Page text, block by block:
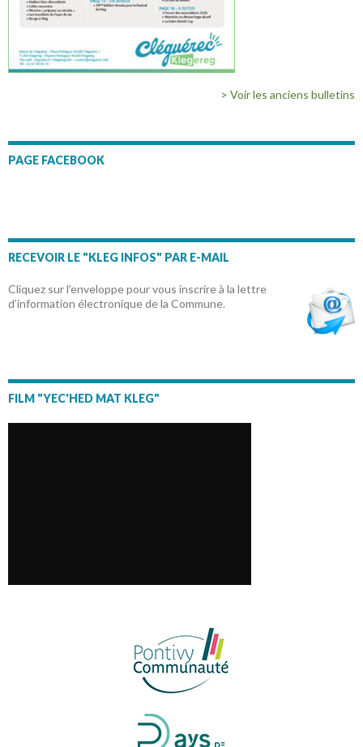
> Voir les anciens bulletins
PAGE FACEBOOK
RECEVOIR LE "KLEG INFOS" PAR E-MAIL
Cliquez sur l’enveloppe pour vous inscrire à la lettre
d’information électronique de la Commune.
FILM "YEC'HED MAT KLEG"